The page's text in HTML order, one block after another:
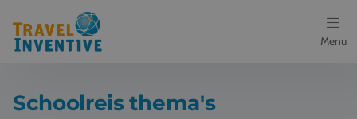
Menu
Bestemmingen
Schoolreis thema's